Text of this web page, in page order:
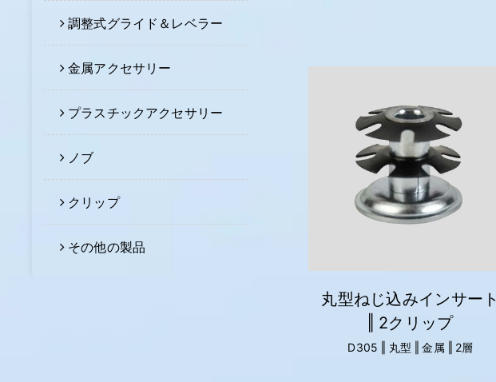
調整式グライド＆レベラー
金属アクセサリー
プラスチックアクセサリー
ノブ
クリップ
その他の製品
丸型ねじ込みインサート
‖ 2クリップ
D305 ‖ 丸型 ‖ 金属 ‖ 2層